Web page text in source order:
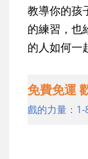
教導你的孩
的練習，也
的人如何一
免費免運
戲的力量：1-